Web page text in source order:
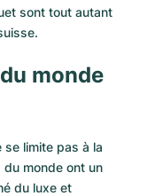
sont tout autant
monde
se limite pas à la
monde ont un
du luxe et